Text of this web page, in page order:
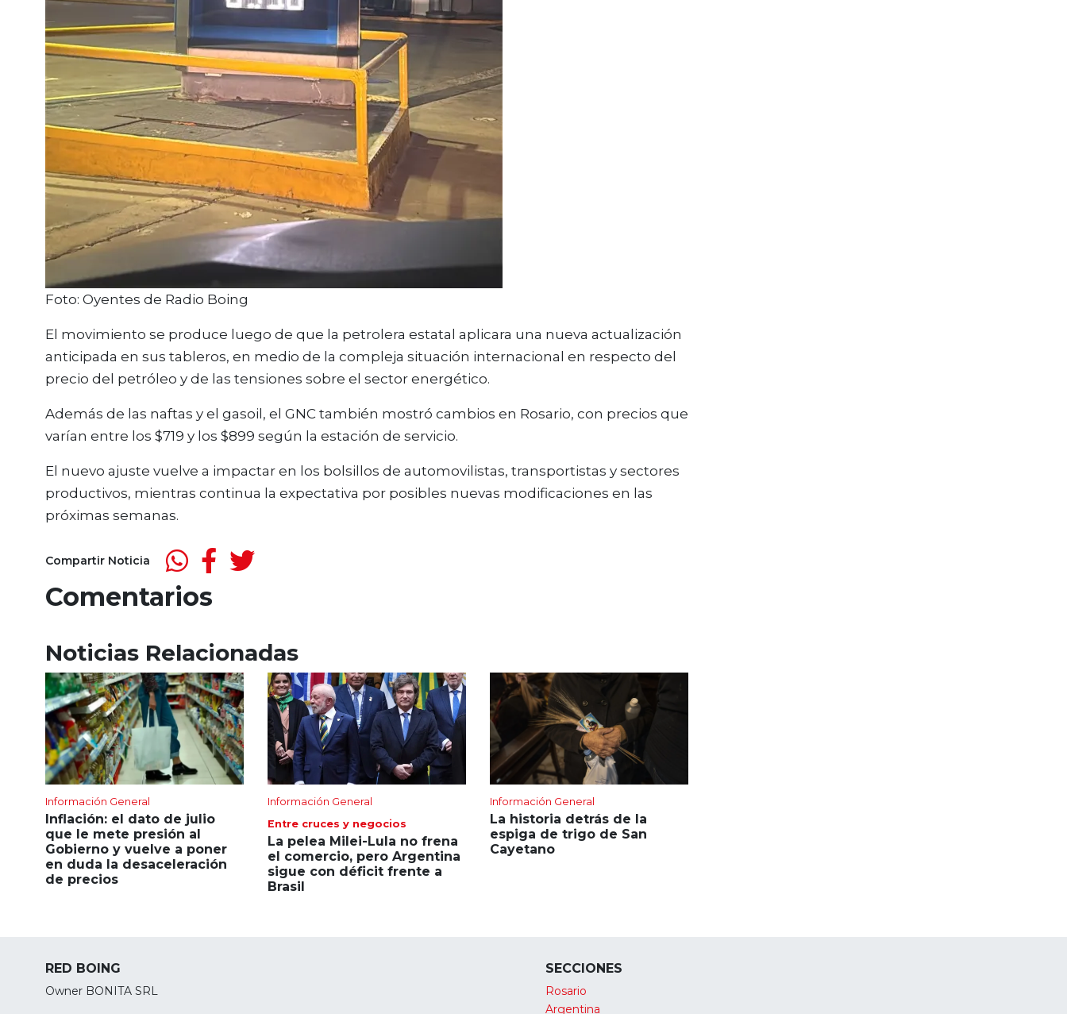
Foto: Oyentes de Radio Boing
El movimiento se produce luego de que la petrolera estatal aplicara una nueva actualización
anticipada en sus tableros, en medio de la compleja situación internacional en respecto del
precio del petróleo y de las tensiones sobre el sector energético.
Además de las naftas y el gasoil, el GNC también mostró cambios en Rosario, con precios que
varían entre los $719 y los $899 según la estación de servicio.
El nuevo ajuste vuelve a impactar en los bolsillos de automovilistas, transportistas y sectores
productivos, mientras continua la expectativa por posibles nuevas modificaciones en las
próximas semanas.
Compartir Noticia
Comentarios
Noticias Relacionadas
Información General
Inflación: el dato de julio
que le mete presión al
Gobierno y vuelve a poner
en duda la desaceleración
de precios
Información General
Entre cruces y negocios
La pelea Milei-Lula no frena
el comercio, pero Argentina
sigue con déficit frente a
Brasil
Información General
La historia detrás de la
espiga de trigo de San
Cayetano
RED BOING
Owner BONITA SRL
SECCIONES
Rosario
Argentina